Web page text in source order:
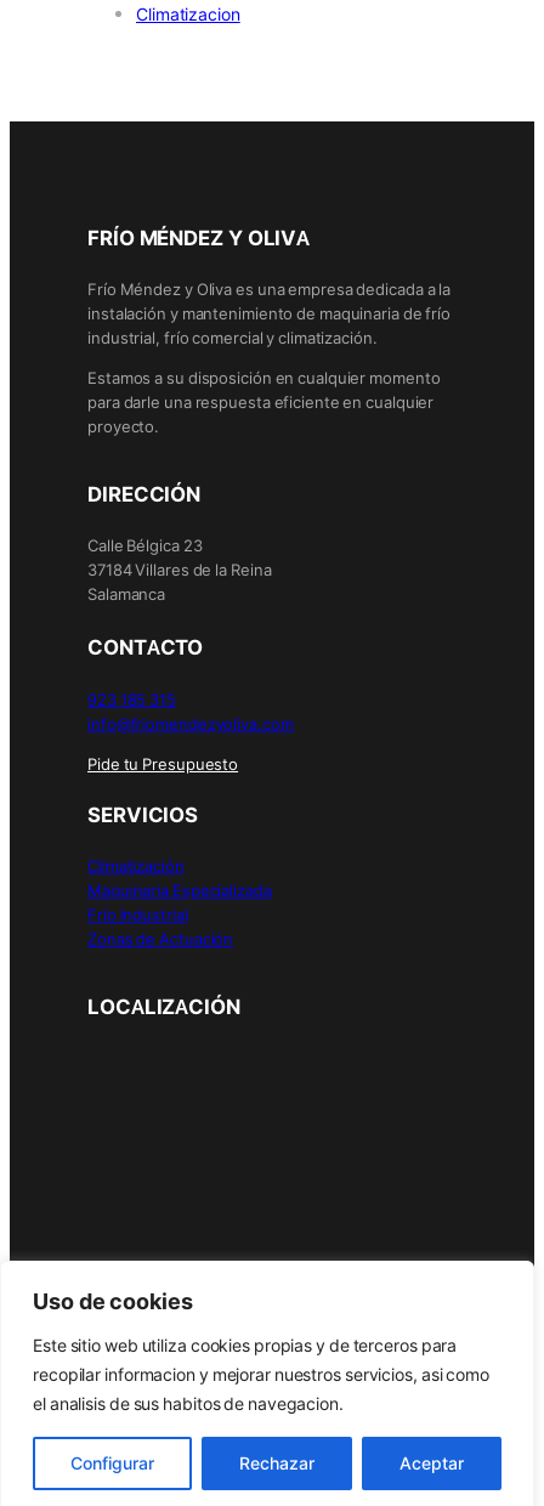
Uso de cookies
Este sitio web utiliza cookies propias y de terceros para
recopilar informacion y mejorar nuestros servicios, asi como
el analisis de sus habitos de navegacion.
Configurar Rechazar Aceptar
Climatizacion
FRÍO MÉNDEZ Y OLIVA
Frío Méndez y Oliva es una empresa dedicada a la
instalación y mantenimiento de maquinaria de frío
industrial, frío comercial y climatización.
Estamos a su disposición en cualquier momento
para darle una respuesta eficiente en cualquier
proyecto.
DIRECCIÓN
Calle Bélgica 23
37184 Villares de la Reina
Salamanca
CONTACTO
923 185 315
info@friomendezyoliva.com
Pide tu Presupuesto
SERVICIOS
Climatización
Maquinaria Especializada
Frío Industrial
Zonas de Actuación
LOCALIZACIÓN
Frío Méndez y Oliva © Todos los derechos